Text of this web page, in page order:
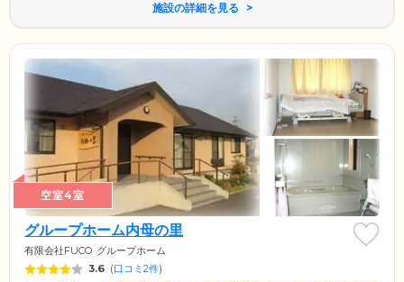
施設の詳細を見る
空室4室
グループホーム内母の里
有限会社FUCO グループホーム
3.6 (口コミ2件)